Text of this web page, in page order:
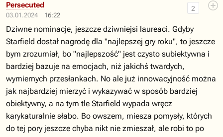
03.01.2024 16:22
2
Persecuted
Dziwne nominacje, jeszcze dziwniejsi laureaci. Gdyby
Starfield dostał nagrodę dla "najlepszej gry roku", to jeszcze
bym zrozumiał, bo "najlepszość" jest czysto subiektywna i
bardziej bazuje na emocjach, niż jakichś twardych,
wymiernych przesłankach. No ale już innowacyjność można
jak najbardziej mierzyć i wykazywać w sposób bardziej
obiektywny, a na tym tle Starfield wypada wręcz
karykaturalnie słabo. Bo owszem, miesza pomysły, których
do tej pory jeszcze chyba nikt nie zmieszał, ale robi to po